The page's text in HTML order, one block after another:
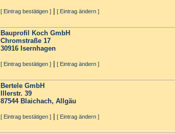
[ Eintrag bestätigen ] [ Eintrag ändern ]
Bauprofil Koch GmbH
Chromstraße 17
30916 Isernhagen
[ Eintrag bestätigen ] [ Eintrag ändern ]
Bertele GmbH
Illerstr. 39
87544 Blaichach, Allgäu
[ Eintrag bestätigen ] [ Eintrag ändern ]